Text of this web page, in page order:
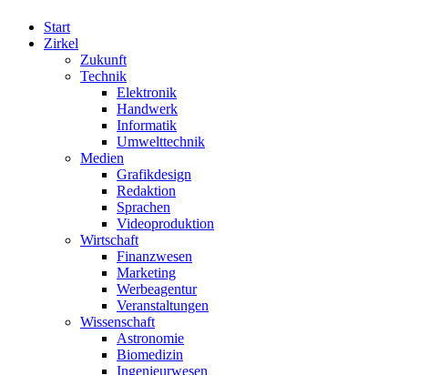
Start
Zirkel
Zukunft
Technik
Elektronik
Handwerk
Informatik
Umwelttechnik
Medien
Grafikdesign
Redaktion
Sprachen
Videoproduktion
Wirtschaft
Finanzwesen
Marketing
Werbeagentur
Veranstaltungen
Wissenschaft
Astronomie
Biomedizin
Ingenieurwesen